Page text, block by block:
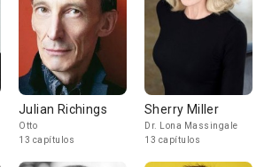
Julian Richings
Otto
13 capítulos
Sherry Miller
Dr. Lona Massingale
13 capítulos